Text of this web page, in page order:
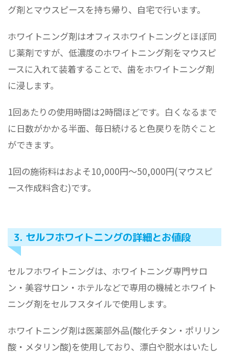
グ剤とマウスピースを持ち帰り、自宅で行います。
ホワイトニング剤はオフィスホワイトニングとほぼ同
じ薬剤ですが、低濃度のホワイトニング剤をマウスピ
ースに入れて装着することで、歯をホワイトニング剤
に浸します。
1回あたりの使用時間は2時間ほどです。白くなるまで
に日数がかかる半面、毎日続けると色戻りを防ぐこと
ができます。
1回の施術料はおよそ10,000円～50,000円(マウスピ
ース作成料含む)です。
3. セルフホワイトニングの詳細とお値段
セルフホワイトニングは、ホワイトニング専門サロ
ン・美容サロン・ホテルなどで専用の機械とホワイト
ニング剤をセルフスタイルで使用します。
ホワイトニング剤は医薬部外品(酸化チタン・ポリリン
酸・メタリン酸)を使用しており、漂白や脱水はいたし